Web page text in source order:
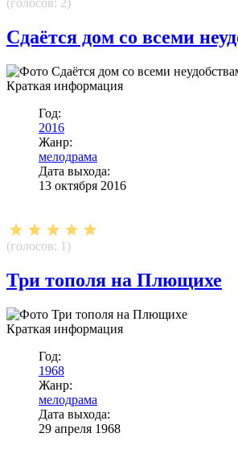
(голосов: 2)
Сдаётся дом со всеми
Краткая информация
Год:
2016
Жанр:
мелодрама
Дата выхода:
13 октября 2016
(голосов: 1 )
Три тополя на Плющихе
Краткая информация
Год:
1968
Жанр:
мелодрама
Дата выхода:
29 апреля 1968